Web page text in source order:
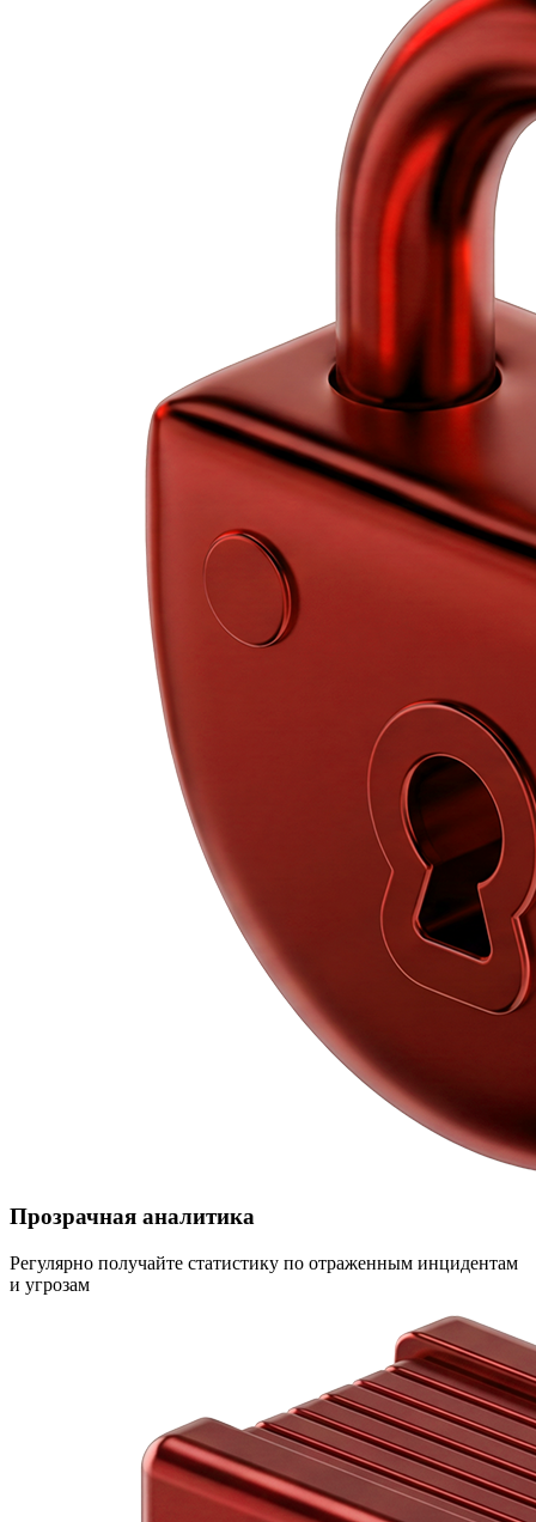
Прозрачная аналитика
Регулярно получайте статистику по отраженным инцидентам
и угрозам